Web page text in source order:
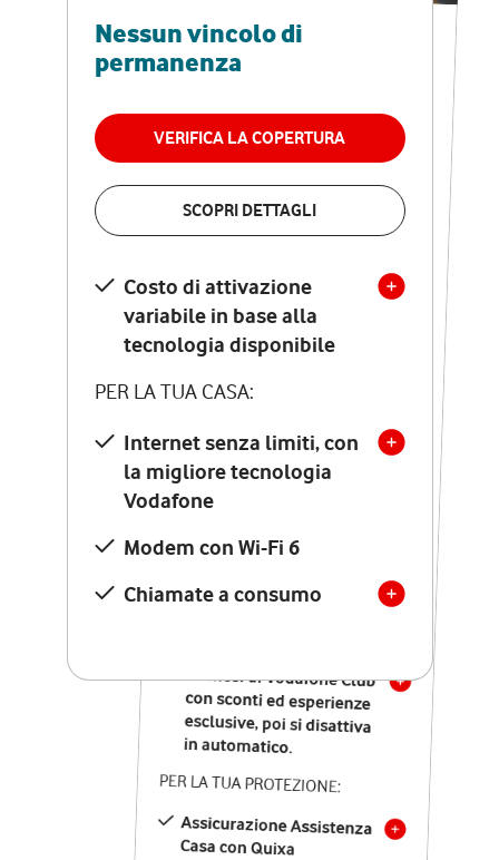
Nessun vincolo di
permanenza
VERIFICA LA COPERTURA
SCOPRI DETTAGLI
Costo di attivazione
variabile in base alla
tecnologia disponibile
PER LA TUA CASA:
Internet senza limiti, con
la migliore tecnologia
Vodafone
Modem con Wi-Fi 6
Chiamate a consumo
RETE FISSA + VODAFONE CLUB
29,95€
permanenza
VERIFICA LA COPERTURA
Costo di attivazione
variabile in base alla
tecnologia disponibile
PER LA TUA CASA:
Internet senza limiti, con
la migliore tecnologia
Vodafone
Modem Seven con Wi-Fi 7
Chiamate illimitate verso
numeri fissi e mobili
nazionali
12 mesi di Vodafone Club
con sconti ed esperienze
esclusive, poi si disattiva
in automatico.
PER LA TUA PROTEZIONE:
Assicurazione Assistenza
Casa con Quixa